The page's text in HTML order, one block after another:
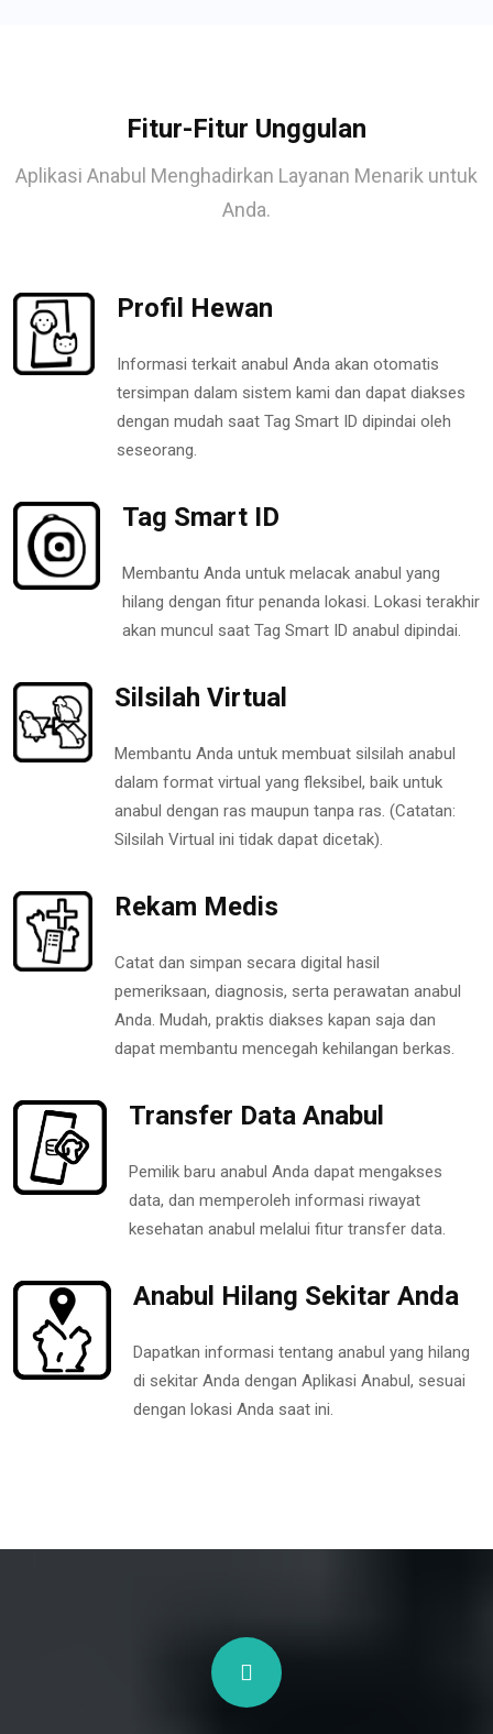
Fitur-Fitur Unggulan
Aplikasi Anabul Menghadirkan Layanan Menarik untuk
Anda.
Profil Hewan
Informasi terkait anabul Anda akan otomatis
tersimpan dalam sistem kami dan dapat diakses
dengan mudah saat Tag Smart ID dipindai oleh
seseorang.
Tag Smart ID
Membantu Anda untuk melacak anabul yang
hilang dengan fitur penanda lokasi. Lokasi terakhir
akan muncul saat Tag Smart ID anabul dipindai.
Silsilah Virtual
Membantu Anda untuk membuat silsilah anabul
dalam format virtual yang fleksibel, baik untuk
anabul dengan ras maupun tanpa ras. (Catatan:
Silsilah Virtual ini tidak dapat dicetak).
Rekam Medis
Catat dan simpan secara digital hasil
pemeriksaan, diagnosis, serta perawatan anabul
Anda. Mudah, praktis diakses kapan saja dan
dapat membantu mencegah kehilangan berkas.
Transfer Data Anabul
Pemilik baru anabul Anda dapat mengakses
data, dan memperoleh informasi riwayat
kesehatan anabul melalui fitur transfer data.
Anabul Hilang Sekitar Anda
Dapatkan informasi tentang anabul yang hilang
di sekitar Anda dengan Aplikasi Anabul, sesuai
dengan lokasi Anda saat ini.